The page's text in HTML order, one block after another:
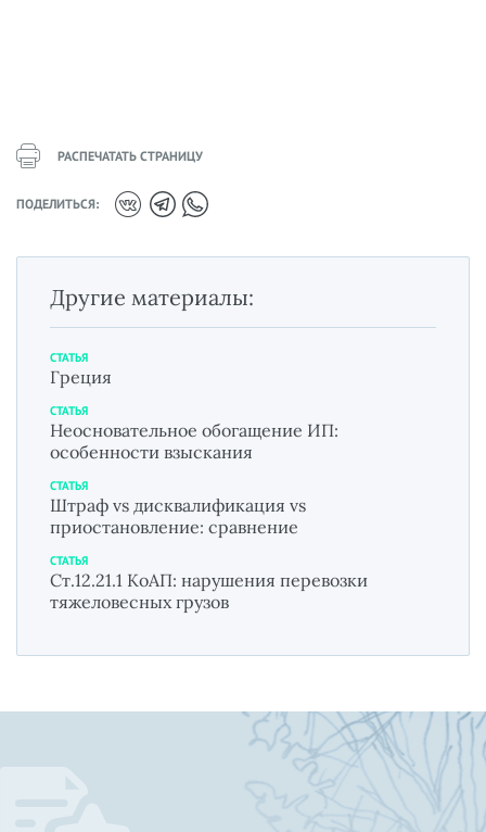
РАСПЕЧАТАТЬ СТРАНИЦУ
ПОДЕЛИТЬСЯ:
Другие материалы:
СТАТЬЯ
Греция
СТАТЬЯ
Неосновательное обогащение ИП:
особенности взыскания
СТАТЬЯ
Штраф vs дисквалификация vs
приостановление: сравнение
СТАТЬЯ
Ст.12.21.1 КоАП: нарушения перевозки
тяжеловесных грузов